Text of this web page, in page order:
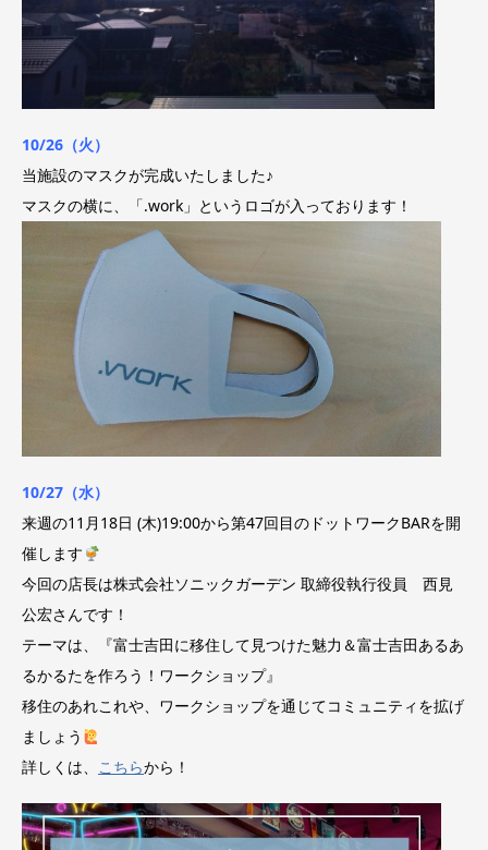
10/26（火）
当施設のマスクが完成いたしました♪
マスクの横に、「.work」というロゴが入っております！
10/27（水）
来週の11月18日 (木)19:00から第47回目のドットワークBARを開
催します
今回の店長は株式会社ソニックガーデン 取締役執行役員 西見
公宏さんです！
テーマは、『富士吉田に移住して見つけた魅力＆富士吉田あるあ
るかるたを作ろう！ワークショップ』
移住のあれこれや、ワークショップを通じてコミュニティを拡げ
ましょう
詳しくは、 こちらから！